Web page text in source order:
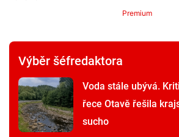
Premium
Výběr šéfredaktora
Voda stále ubývá.
řece Otavě řešila
sucho